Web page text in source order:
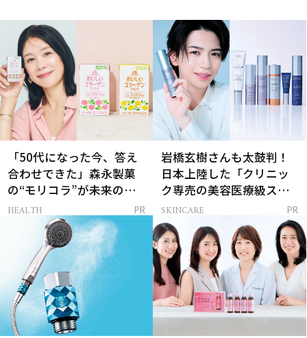
「50代になった今、答え
合わせできた」森永製菓
の“モリコラ”が未来のキ
レイを連れてくる！
HEALTH PR
岩橋玄樹さんも太鼓判！
日本上陸した「クリニッ
ク専売の美容医療級スキ
ンケア」
SKINCARE PR